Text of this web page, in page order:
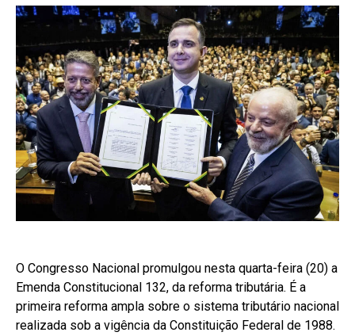
O Congresso Nacional promulgou nesta quarta-feira (20) a
Emenda Constitucional 132, da reforma tributária. É a
primeira reforma ampla sobre o sistema tributário nacional
realizada sob a vigência da Constituição Federal de 1988.